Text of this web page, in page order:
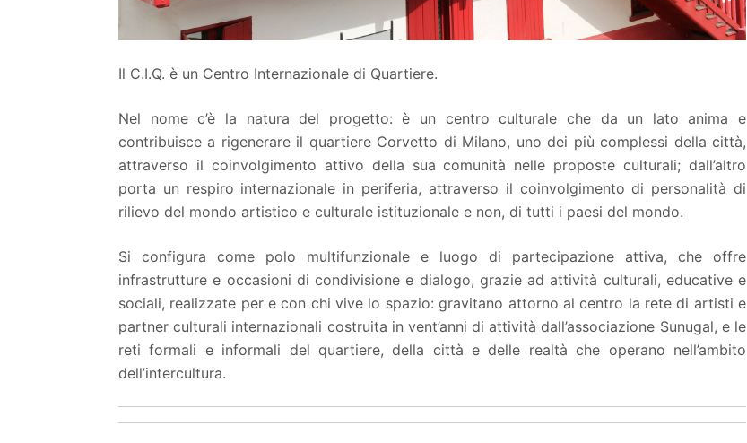
Il C.I.Q. è un Centro Internazionale di Quartiere.
Nel nome c’è la natura del progetto: è un centro culturale che da un lato anima e
contribuisce a rigenerare il quartiere Corvetto di Milano, uno dei più complessi della città,
attraverso il coinvolgimento attivo della sua comunità nelle proposte culturali; dall’altro
porta un respiro internazionale in periferia, attraverso il coinvolgimento di personalità di
rilievo del mondo artistico e culturale istituzionale e non, di tutti i paesi del mondo.
Si configura come polo multifunzionale e luogo di partecipazione attiva, che offre
infrastrutture e occasioni di condivisione e dialogo, grazie ad attività culturali, educative e
sociali, realizzate per e con chi vive lo spazio: gravitano attorno al centro la rete di artisti e
partner culturali internazionali costruita in vent’anni di attività dall’associazione Sunugal, e le
reti formali e informali del quartiere, della città e delle realtà che operano nell’ambito
dell’intercultura.